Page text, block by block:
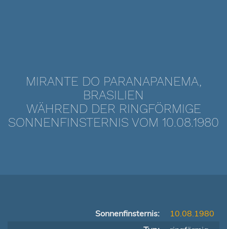
MIRANTE DO PARANAPANEMA,
BRASILIEN
WÄHREND DER RINGFÖRMIGE
SONNENFINSTERNIS VOM 10.08.1980
Sonnenfinsternis:
10.08.1980